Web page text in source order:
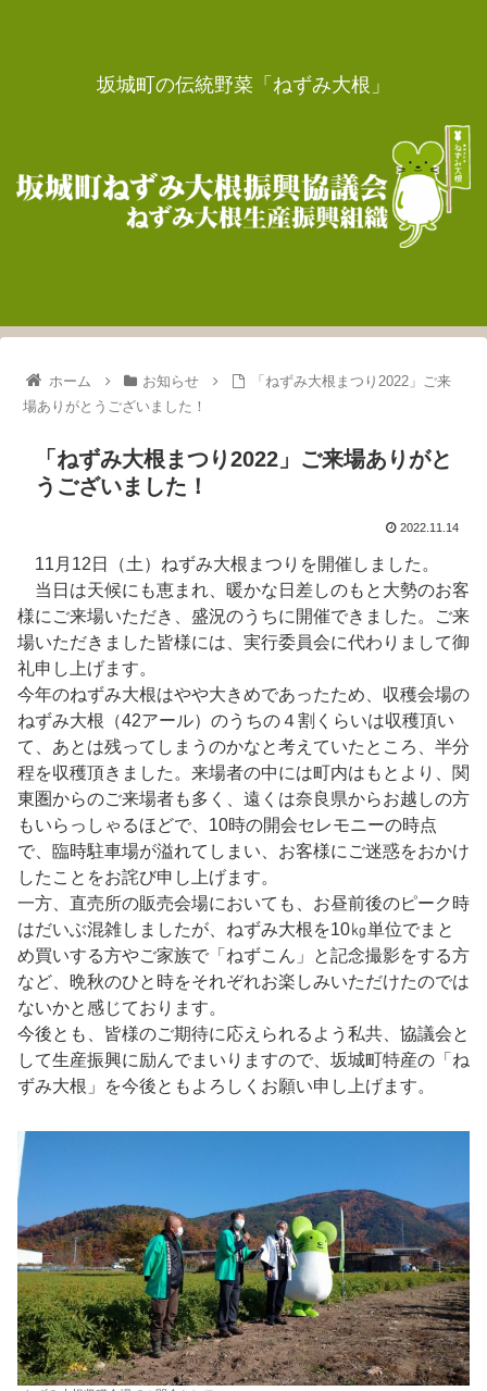
坂城町の伝統野菜「ねずみ大根」
ホーム お知らせ
「ねずみ大根まつり2022」ご来
場ありがとうございました！
「ねずみ大根まつり2022」ご来場ありがと
うございました！
2022.11.14
11月12日（土）ねずみ大根まつりを開催しました。
当日は天候にも恵まれ、暖かな日差しのもと大勢のお客
様にご来場いただき、盛況のうちに開催できました。ご来
場いただきました皆様には、実行委員会に代わりまして御
礼申し上げます。
今年のねずみ大根はやや大きめであったため、収穫会場の
ねずみ大根（42アール）のうちの４割くらいは収穫頂い
て、あとは残ってしまうのかなと考えていたところ、半分
程を収穫頂きました。来場者の中には町内はもとより、関
東圏からのご来場者も多く、遠くは奈良県からお越しの方
もいらっしゃるほどで、10時の開会セレモニーの時点
で、臨時駐車場が溢れてしまい、お客様にご迷惑をおかけ
したことをお詫び申し上げます。
一方、直売所の販売会場においても、お昼前後のピーク時
はだいぶ混雑しましたが、ねずみ大根を10㎏単位でまと
め買いする方やご家族で「ねずこん」と記念撮影をする方
など、晩秋のひと時をそれぞれお楽しみいただけたのでは
ないかと感じております。
今後とも、皆様のご期待に応えられるよう私共、協議会と
して生産振興に励んでまいりますので、坂城町特産の「ね
ずみ大根」を今後ともよろしくお願い申し上げます。